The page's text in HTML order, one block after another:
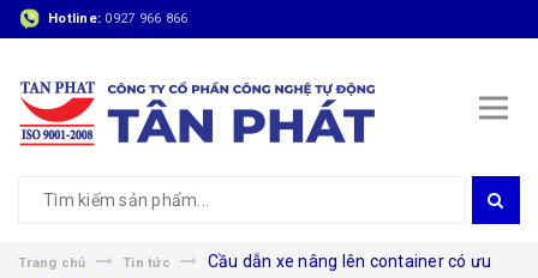
Hotline: 0927 966 866
Trang chủ Tin tức
Cầu dẫn xe nâng lên container có ưu